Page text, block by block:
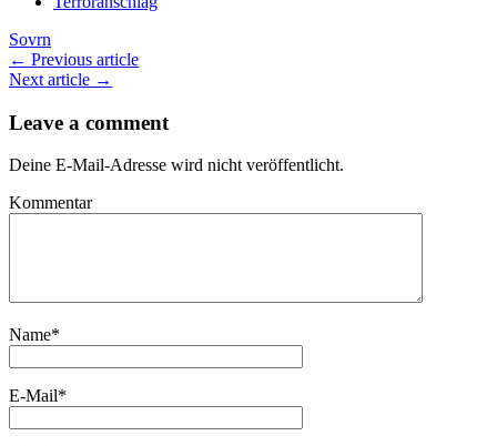
Sovrn
← Previous article
Next article →
Leave a comment
Deine E-Mail-Adresse wird nicht veröffentlicht.
Kommentar
Name*
E-Mail*